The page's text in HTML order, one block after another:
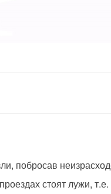
побросав
стоят лужи,